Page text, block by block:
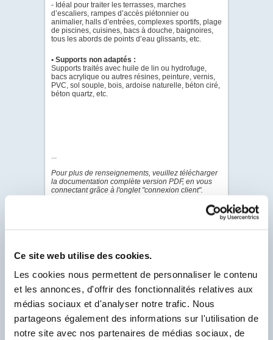
Ce site web utilise des cookies.
Les cookies nous permettent de personnaliser le contenu
et les annonces, d'offrir des fonctionnalités relatives aux
médias sociaux et d'analyser notre trafic. Nous
partageons également des informations sur l'utilisation de
notre site avec nos partenaires de médias sociaux, de
TECHNIQUE
PDF - FICHE DE
DONNÉES DE SÉCURITÉ
- Idéal pour traiter les terrasses, marches
d’escaliers, rampes d’accès piétonnier ou
animalier, halls d’entrées, complexes sportifs, plage
de piscines, cuisines, bacs à douche, baignoires,
tous les abords de points d’eau glissants, etc.
• Supports non adaptés :
Supports traités avec huile de lin ou hydrofuge,
bacs acrylique ou autres résines, peinture, vernis,
PVC, sol souple, bois, ardoise naturelle, béton ciré,
béton quartz, etc.
...
Pour plus de renseignements, veuillez télécharger
la documentation complète version PDF, en vous
connectant grâce à l'onglet "connexion client".